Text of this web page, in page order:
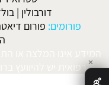
דורבולין |
פורומים: פורום
המידע אינו המלצה או
רפואית יש להיוועץ ✕